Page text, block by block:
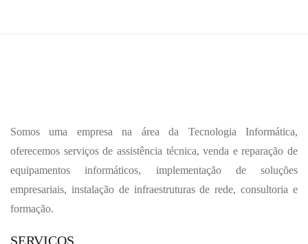
Somos uma empresa na área da Tecnologia Informática,
oferecemos serviços de assistência técnica, venda e reparação de
equipamentos informáticos, implementação de soluções
empresariais, instalação de infraestruturas de rede, consultoria e
formação.
SERVIÇOS